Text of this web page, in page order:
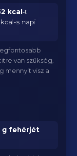
kcal-t
s napi
van szükség,
mennyit visz a
g fehérjét